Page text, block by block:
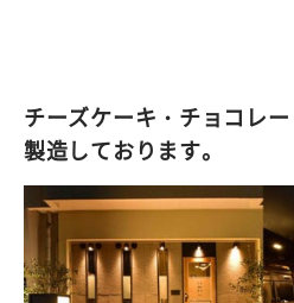
チーズケーキ・チョコレ
製造しております。